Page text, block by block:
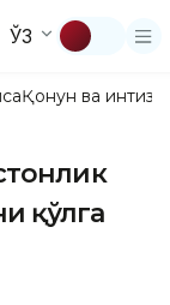
ЎЗ
Қонун ва
қўлга